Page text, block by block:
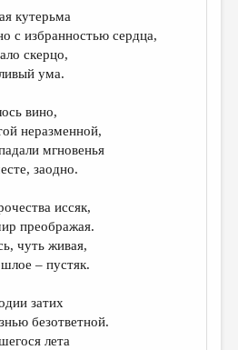
кутерьма
с избранностью сердца,
скерцо,
ума.
вино,
неразменной,
мгновенья
заодно.
иссяк,
преображая.
чуть живая,
– пустяк.
затих
безответной.
лета